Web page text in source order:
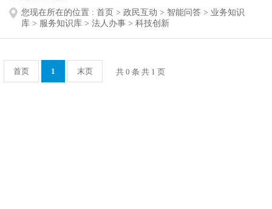
您现在所在的位置 : 首页 > 政民互动 > 智能问答 > 业务知识
库 > 服务知识库 > 法人办事 > 科技创新
首页 1 末页 共 0 条 共 1 页